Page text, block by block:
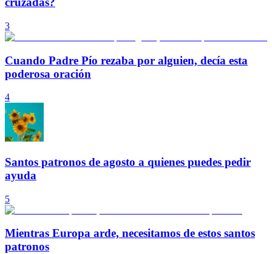
3
Cuando Padre Pío rezaba por alguien, decía esta
poderosa oración
4
Santos patronos de agosto a quienes puedes pedir
ayuda
5
Mientras Europa arde, necesitamos de estos santos
patronos